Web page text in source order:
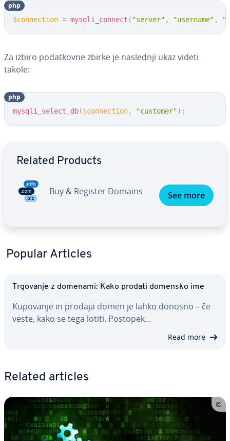
$connection = mysqli_connect ( "server" , "username" ,
php
Za izbiro po­dat­kov­ne zbirke je naslednji ukaz videti
takole:
mysqli_select_db($connection, "customer") ;
php
Related Products
Buy & Register Domains See more
Popular Articles
Trgovanje z domenami: Kako prodati domensko ime
Kupovanje in prodaja domen je lahko donosno – če
veste, kako se tega lotiti. Postopek…
Read more
Related articles